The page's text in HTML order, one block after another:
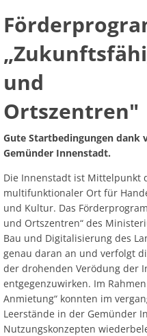
Innenstädte
und
Ortszentren“
und
Ortszentren"
Gute Startbedingungen dank
Gemünder Innenstadt.
Die Innenstadt ist Mittelpunkt
multifunktionaler Ort für
und Kultur. Das
und Ortszentren“ des
Bau und Digitalisierung des
genau daran an und verfolgt
der drohenden Verödung der
entgegenzuwirken. Im
Anmietung“ konnten im
Leerstände in der Gemünder
Nutzungskonzepten